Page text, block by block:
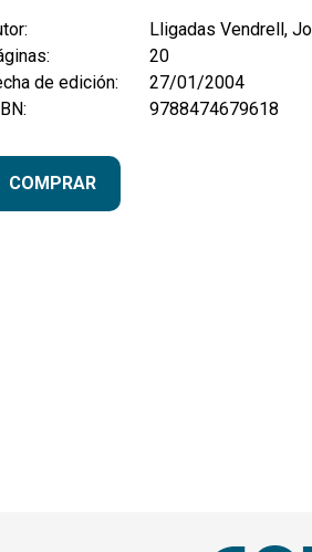
Lligadas Vendrell,
20
de edición:
27/01/2004
9788474679618
COMPRAR